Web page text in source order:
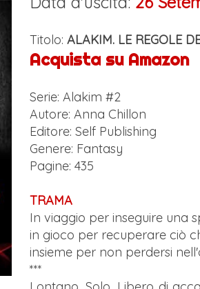
Titolo: ALAKIM. LE REGOLE
Acquista su Amazon
Serie: Alakim #2
Autore: Anna Chillon
Editore: Self Publishing
Genere: Fantasy
Pagine: 435
TRAMA
In viaggio per inseguire una
in gioco per recuperare ciò
insieme per non perdersi
***